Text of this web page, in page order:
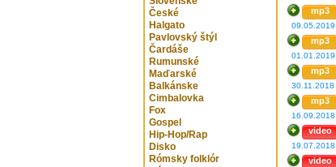
České
Halgato
Pavlovský štýl
Čardáše
Rumunské
Maďarské
Balkánske
Cimbalovka
Fox
Gospel
Hip-Hop/Rap
Disko
Rómsky folklór
mp3
09.05.2019
mp3
01.01.2019
mp3
30.11.2018
mp3
16.09.2018
video
19.07.2018
video